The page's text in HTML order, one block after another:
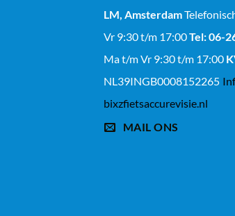
LM, Amsterdam
Vr 9:30 t/m 17:00Tel: 06-
Ma t/m Vr 9:30 t/m 17:00
NL39INGB0008152265
bixzfietsaccurevisie.nl
MAIL ONS